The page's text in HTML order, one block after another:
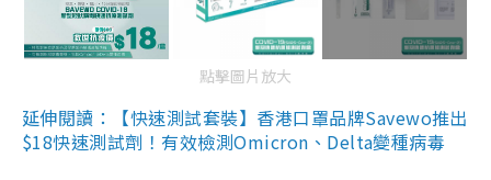
點擊圖片放大
延伸閱讀：【快速測試套裝】香港口罩品牌Savewo推出
$18快速測試劑！有效檢測Omicron、Delta變種病毒